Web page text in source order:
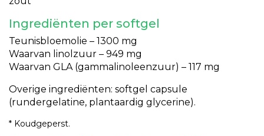
Ingrediënten per softgel
Teunisbloemolie – 1300 mg
Waarvan linolzuur – 949 mg
Waarvan GLA (gammalinoleenzuur) – 117 mg
Overige ingrediënten: softgel capsule
(rundergelatine, plantaardig glycerine).
* Koudgeperst.